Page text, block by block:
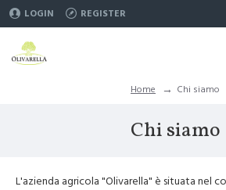
LOGIN REGISTER
Home Chi siamo
Chi siamo
L'azienda agricola "Olivarella" è situata nel